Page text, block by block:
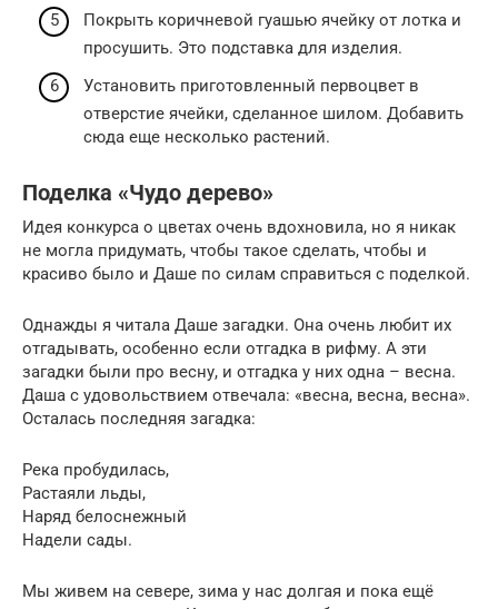
Покрыть коричневой гуашью ячейку от лотка и
просушить. Это подставка для изделия.
Установить приготовленный первоцвет в
отверстие ячейки, сделанное шилом. Добавить
сюда еще несколько растений.
Поделка «Чудо дерево»
Идея конкурса о цветах очень вдохновила, но я никак
не могла придумать, чтобы такое сделать, чтобы и
красиво было и Даше по силам справиться с поделкой.
Однажды я читала Даше загадки. Она очень любит их
отгадывать, особенно если отгадка в рифму. А эти
загадки были про весну, и отгадка у них одна – весна.
Даша с удовольствием отвечала: «весна, весна, весна».
Осталась последняя загадка:
Река пробудилась,
Растаяли льды,
Наряд белоснежный
Надели сады.
Мы живем на севере, зима у нас долгая и пока ещё